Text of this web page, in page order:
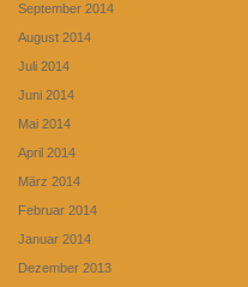
September 2014
August 2014
Juli 2014
Juni 2014
Mai 2014
April 2014
März 2014
Februar 2014
Januar 2014
Dezember 2013